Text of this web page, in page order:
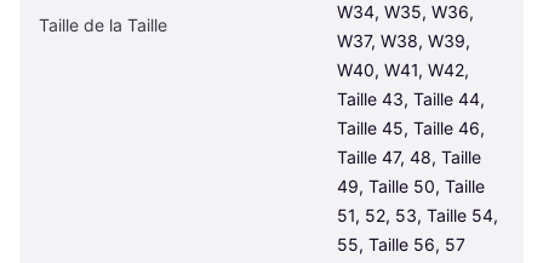
Taille de la Taille
W34, W35, W36,
W37, W38, W39,
W40, W41, W42,
Taille 43, Taille 44,
Taille 45, Taille 46,
Taille 47, 48, Taille
49, Taille 50, Taille
51, 52, 53, Taille 54,
55, Taille 56, 57